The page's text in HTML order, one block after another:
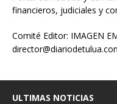
financieros, judiciales y
Comité Editor: IMAGEN
ULTIMAS NOTICIAS